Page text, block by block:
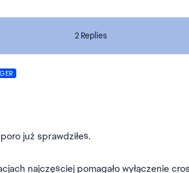
2 Replies
już sprawdziłeś.
najczęściej pomagało wyłączenie